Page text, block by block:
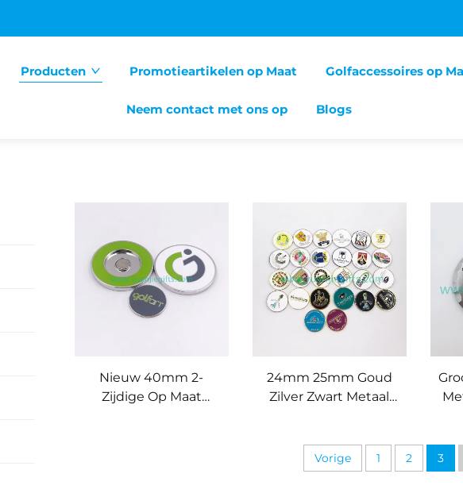
Producten Promotieartikelen op Maat Golfaccessoires op
Neem contact met ons op Blogs
Nieuw 40mm 2-
Zijdige Op Maat
24mm 25mm Goud
Zilver Zwart Metaal
Dubbelzijdige
Balmarker
Vorige 1 2 3